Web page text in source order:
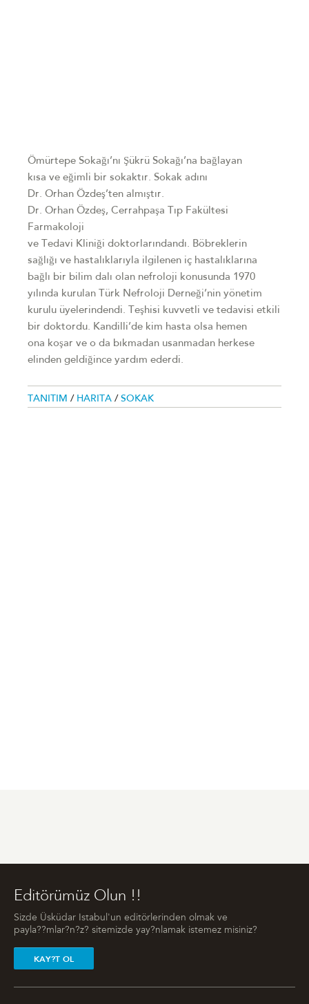
Ömürtepe Sokağı’nı Şükrü Sokağı’na bağlayan
kısa ve eğimli bir sokaktır. Sokak adını
Dr. Orhan Özdeş’ten almıştır.
Dr. Orhan Özdeş, Cerrahpaşa Tıp Fakültesi
Farmakoloji
ve Tedavi Kliniği doktorlarındandı. Böbreklerin
sağlığı ve hastalıklarıyla ilgilenen iç hastalıklarına
bağlı bir bilim dalı olan nefroloji konusunda 1970
yılında kurulan Türk Nefroloji Derneği’nin yönetim
kurulu üyelerindendi. Teşhisi kuvvetli ve tedavisi etkili
bir doktordu. Kandilli’de kim hasta olsa hemen
ona koşar ve o da bıkmadan usanmadan herkese
elinden geldiğince yardım ederdi.
TANITIM / HARITA / SOKAK
Editörümüz Olun !!
Sizde Üsküdar Istabul'un editörlerinden olmak ve
payla??mlar?n?z? sitemizde yay?nlamak istemez misiniz?
KAY?T OL